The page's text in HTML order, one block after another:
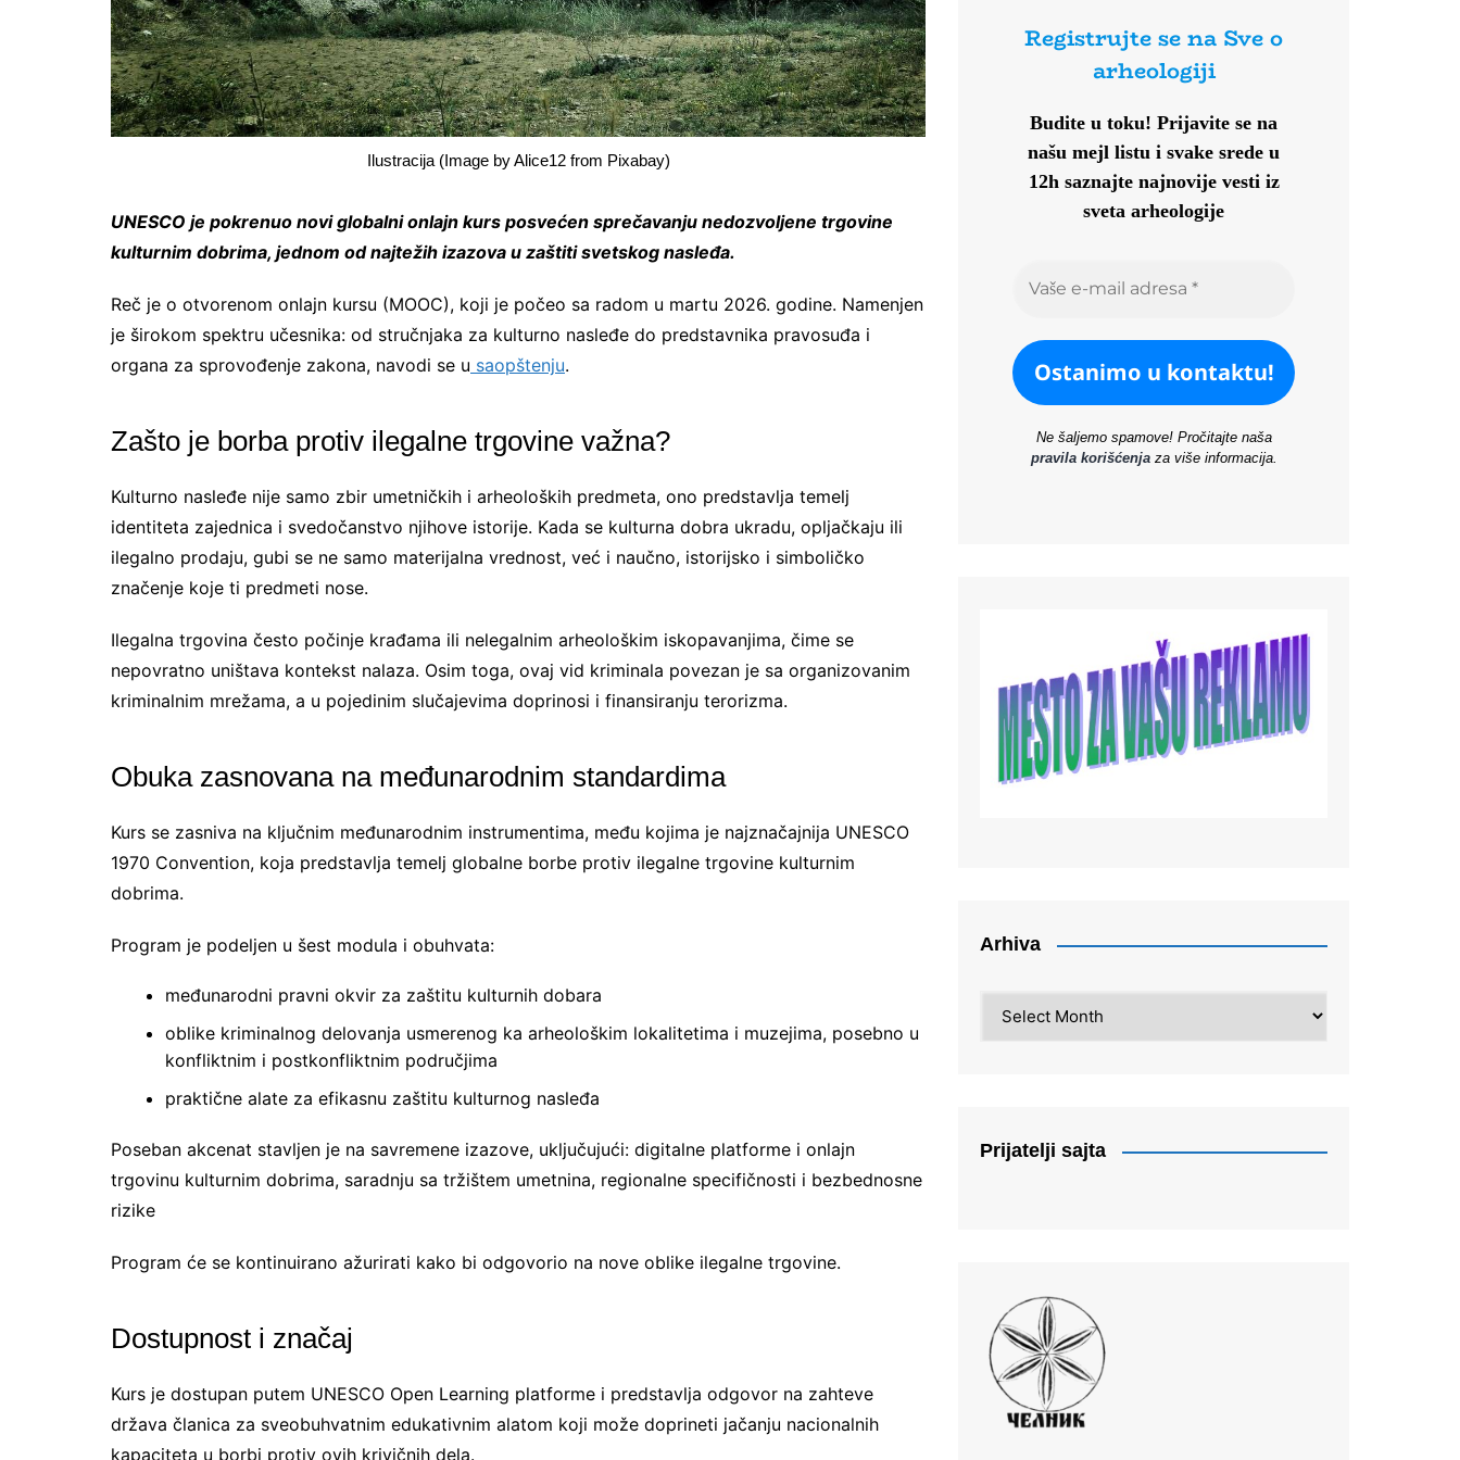
Ilustracija (Image by Alice12 from Pixabay)
UNESCO je pokrenuo novi globalni onlajn kurs posvećen sprečavanju nedozvoljene trgovine
kulturnim dobrima, jednom od najtežih izazova u zaštiti svetskog nasleđa.
Reč je o otvorenom onlajn kursu (MOOC), koji je počeo sa radom u martu 2026. godine. Namenjen
je širokom spektru učesnika: od stručnjaka za kulturno nasleđe do predstavnika pravosuđa i
organa za sprovođenje zakona, navodi se u saopštenju.
Zašto je borba protiv ilegalne trgovine važna?
Kulturno nasleđe nije samo zbir umetničkih i arheoloških predmeta, ono predstavlja temelj
identiteta zajednica i svedočanstvo njihove istorije. Kada se kulturna dobra ukradu, opljačkaju ili
ilegalno prodaju, gubi se ne samo materijalna vrednost, već i naučno, istorijsko i simboličko
značenje koje ti predmeti nose.
Ilegalna trgovina često počinje krađama ili nelegalnim arheološkim iskopavanjima, čime se
nepovratno uništava kontekst nalaza. Osim toga, ovaj vid kriminala povezan je sa organizovanim
kriminalnim mrežama, a u pojedinim slučajevima doprinosi i finansiranju terorizma.
Obuka zasnovana na međunarodnim standardima
Kurs se zasniva na ključnim međunarodnim instrumentima, među kojima je najznačajnija UNESCO
1970 Convention, koja predstavlja temelj globalne borbe protiv ilegalne trgovine kulturnim
dobrima.
Program je podeljen u šest modula i obuhvata:
međunarodni pravni okvir za zaštitu kulturnih dobara
oblike kriminalnog delovanja usmerenog ka arheološkim lokalitetima i muzejima, posebno u
konfliktnim i postkonfliktnim područjima
praktične alate za efikasnu zaštitu kulturnog nasleđa
Poseban akcenat stavljen je na savremene izazove, uključujući: digitalne platforme i onlajn
trgovinu kulturnim dobrima, saradnju sa tržištem umetnina, regionalne specifičnosti i bezbednosne
rizike
Program će se kontinuirano ažurirati kako bi odgovorio na nove oblike ilegalne trgovine.
Dostupnost i značaj
Kurs je dostupan putem UNESCO Open Learning platforme i predstavlja odgovor na zahteve
država članica za sveobuhvatnim edukativnim alatom koji može doprineti jačanju nacionalnih
kapaciteta u borbi protiv ovih krivičnih dela.
Registrujte se na Sve o
saznajte najnovije vesti iz sveta
arheologije
Registrujte se na Sve o
arheologiji
Budite u toku! Prijavite se na
našu mejl listu i svake srede u
12h saznajte najnovije vesti iz
sveta arheologije
Ne šaljemo spamove! Pročitajte naša
pravila korišćenjaza više informacija.
Arhiva
Prijatelji sajta